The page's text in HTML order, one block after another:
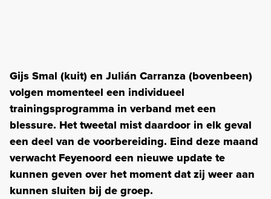
Gijs Smal (kuit) en Julián Carranza (bovenbeen)
volgen momenteel een individueel
trainingsprogramma in verband met een
blessure. Het tweetal mist daardoor in elk geval
een deel van de voorbereiding. Eind deze maand
verwacht Feyenoord een nieuwe update te
kunnen geven over het moment dat zij weer aan
kunnen sluiten bij de groep.